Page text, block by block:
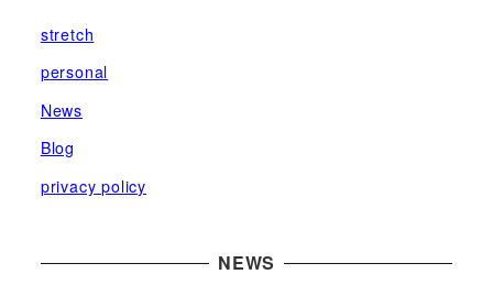
stretch
personal
News
Blog
privacy policy
NEWS